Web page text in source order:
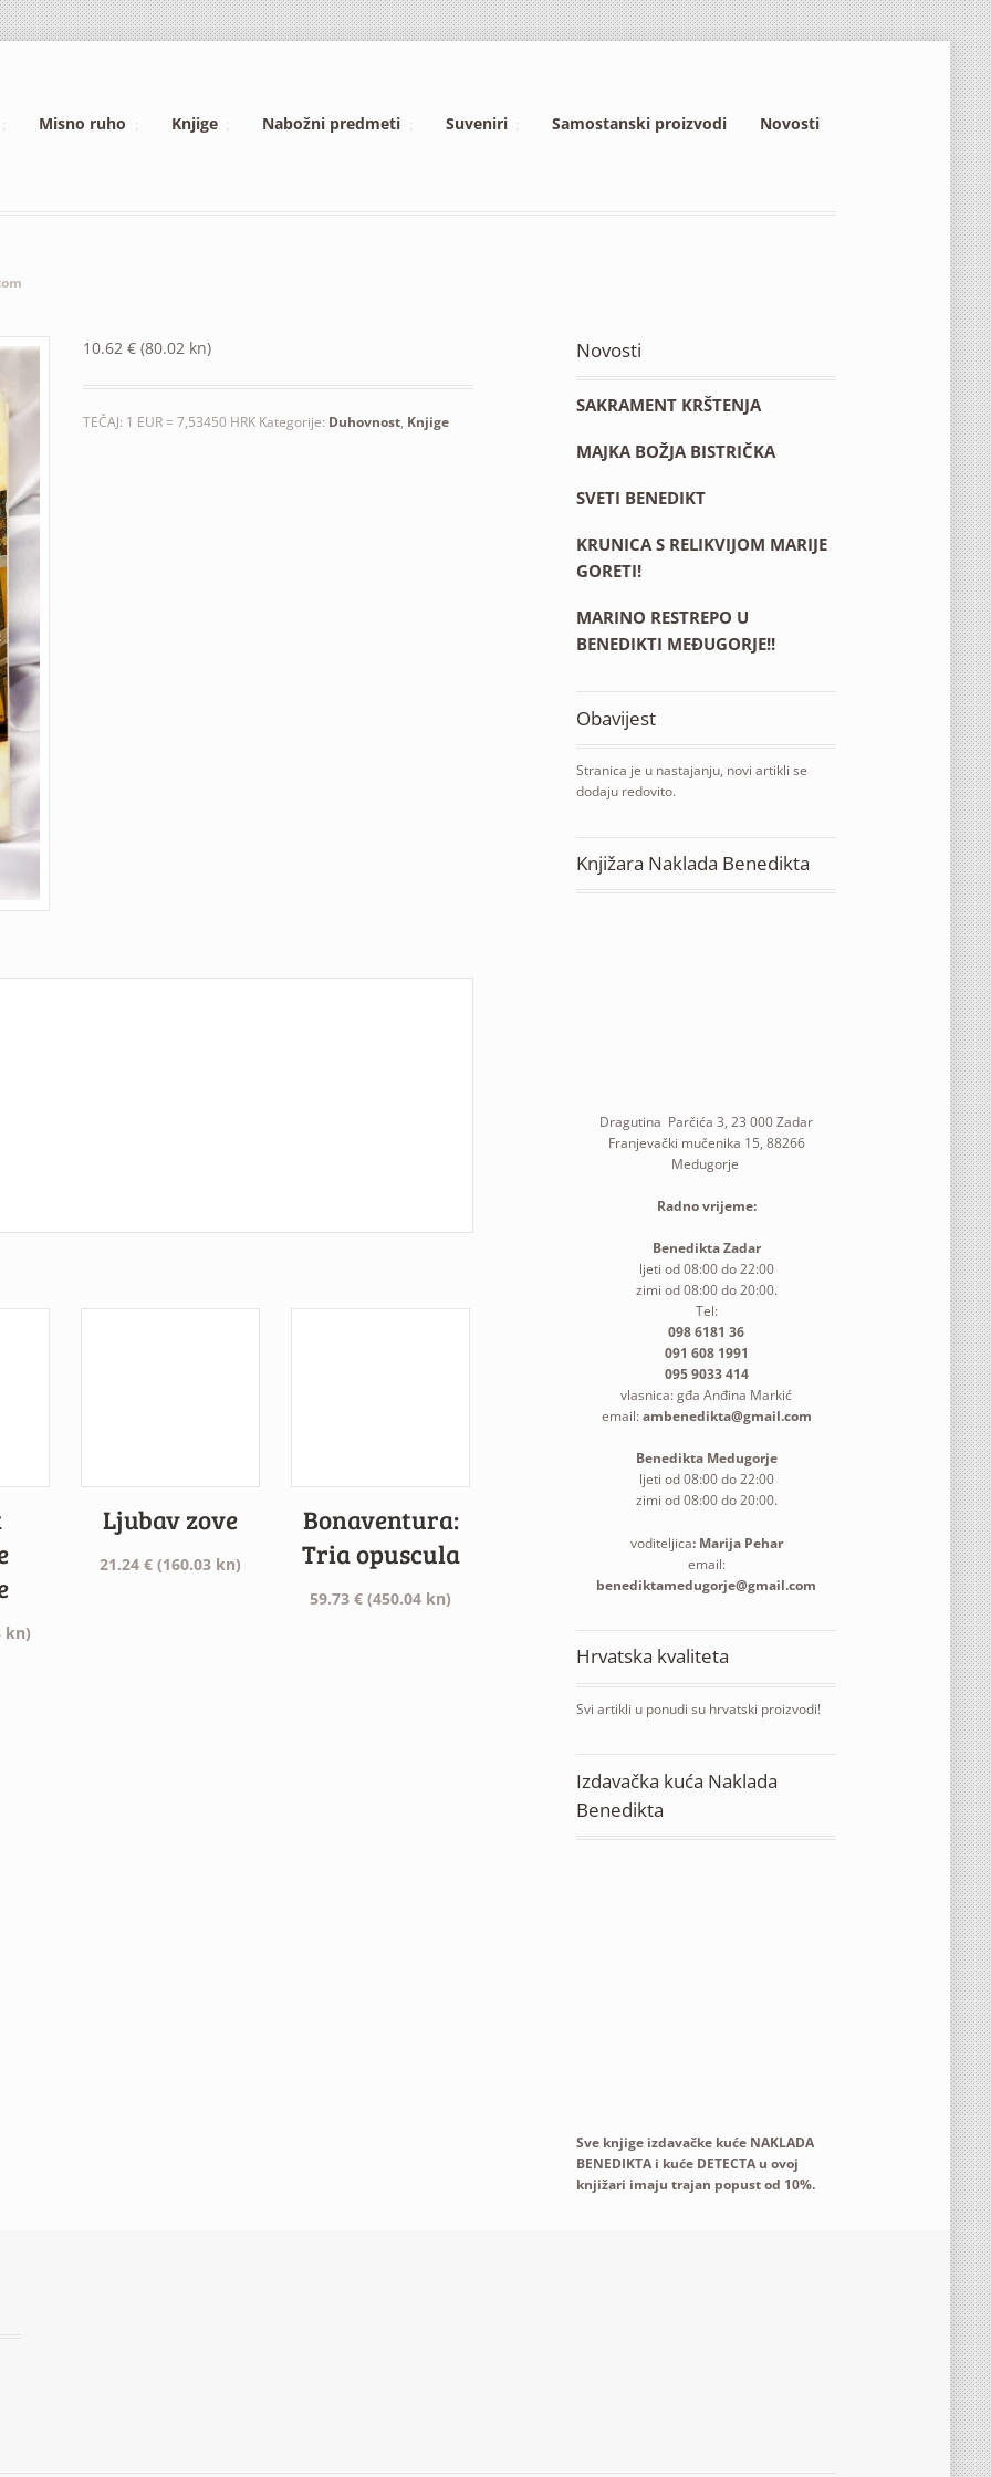
Misno ruho Knjige Nabožni predmeti Suveniri Samostanski proizvodi Novosti
10.62 € (80.02 kn)
TEČAJ: 1 EUR = 7,53450 HRK Kategorije: Duhovnost, Knjige
kn)
Ljubav zove
21.24 € (160.03 kn)
Bonaventura:
Tria opuscula
59.73€ (450.04 kn)
Novosti
SAKRAMENT KRŠTENJA
MAJKA BOŽJA BISTRIČKA
SVETI BENEDIKT
KRUNICA S RELIKVIJOM MARIJE
GORETI!
MARINO RESTREPO U
BENEDIKTI MEĐUGORJE!!
Obavijest
Stranica je u nastajanju, novi artikli se
dodaju redovito.
Knjižara Naklada Benedikta
Dragutina Parčića 3, 23 000 Zadar
Franjevački mučenika 15, 88266
Medugorje
Radno vrijeme:
Benedikta Zadar
ljeti od 08:00 do 22:00
zimi od 08:00 do 20:00.
Tel:
098 6181 36
091 608 1991
095 9033 414
vlasnica: gđa Anđina Markić
email:ambenedikta@gmail.com
Benedikta Medugorje
ljeti od 08:00 do 22:00
zimi od 08:00 do 20:00.
voditeljica: Marija Pehar
email:
benediktamedugorje@gmail.com
Hrvatska kvaliteta
Svi artikli u ponudi su hrvatski proizvodi!
Izdavačka kuća Naklada
Benedikta
Sve knjige izdavačke kuće NAKLADA
BENEDIKTA i kuće DETECTA u ovoj
knjižari imaju trajan popust od 10%.